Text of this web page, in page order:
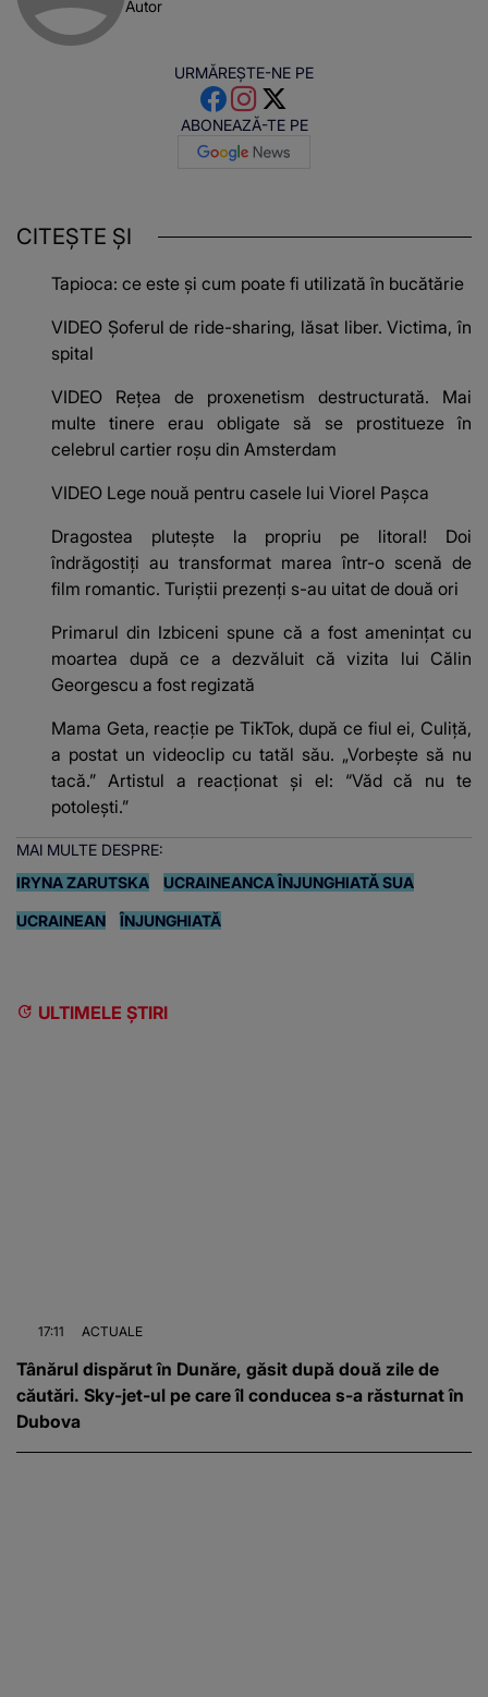
Autor
URMĂREȘTE-NE PE
ABONEAZĂ-TE PE
CITEȘTE ȘI
Tapioca: ce este și cum poate fi utilizată în bucătărie
VIDEO Șoferul de ride-sharing, lăsat liber. Victima, în
spital
VIDEO Rețea de proxenetism destructurată. Mai
multe tinere erau obligate să se prostitueze în
celebrul cartier roșu din Amsterdam
VIDEO Lege nouă pentru casele lui Viorel Pașca
Dragostea plutește la propriu pe litoral! Doi
îndrăgostiți au transformat marea într-o scenă de
film romantic. Turiștii prezenți s-au uitat de două ori
Primarul din Izbiceni spune că a fost amenințat cu
moartea după ce a dezvăluit că vizita lui Călin
Georgescu a fost regizată
Mama Geta, reacție pe TikTok, după ce fiul ei, Culiță,
a postat un videoclip cu tatăl său. „Vorbește să nu
tacă.” Artistul a reacționat și el: “Văd că nu te
potoleşti.”
MAI MULTE DESPRE:
IRYNA ZARUTSKA
UCRAINEANCA ÎNJUNGHIATĂ SUA
UCRAINEAN ÎNJUNGHIATĂ
ULTIMELE ȘTIRI
17:11 ACTUALE
Tânărul dispărut în Dunăre, găsit după două zile de
căutări. Sky-jet-ul pe care îl conducea s-a răsturnat în
Dubova